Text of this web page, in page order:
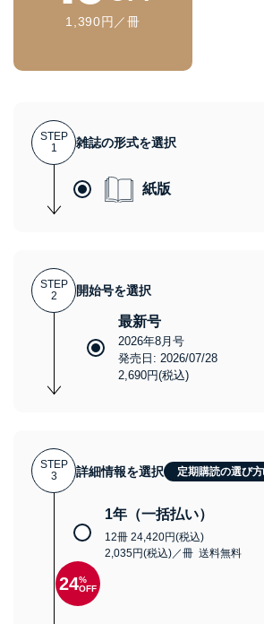
1,390円／冊
STEP
1
雑誌の形式を選択
紙版
STEP
2
開始号を選択
最新号
2026年8月号
発売日: 2026/07/28
2,690円(税込)
STEP
3
詳細情報を選択 定期購読の選び方
1年（一括払い）
12冊 24,420円(税込)
2,035円(税込)／冊 送料無料
24%
OFF